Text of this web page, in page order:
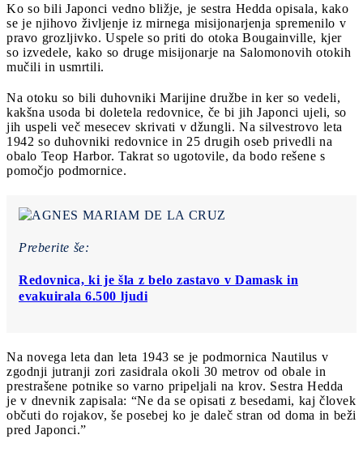
Ko so bili Japonci vedno bližje, je sestra Hedda opisala, kako
se je njihovo življenje iz mirnega misijonarjenja spremenilo v
pravo grozljivko. Uspele so priti do otoka Bougainville, kjer
so izvedele, kako so druge misijonarje na Salomonovih otokih
mučili in usmrtili.
Na otoku so bili duhovniki Marijine družbe in ker so vedeli,
kakšna usoda bi doletela redovnice, če bi jih Japonci ujeli, so
jih uspeli več mesecev skrivati v džungli. Na silvestrovo leta
1942 so duhovniki redovnice in 25 drugih oseb privedli na
obalo Teop Harbor. Takrat so ugotovile, da bodo rešene s
pomočjo podmornice.
Preberite še:
Redovnica, ki je šla z belo zastavo v Damask in
evakuirala 6.500 ljudi
Na novega leta dan leta 1943 se je podmornica Nautilus v
zgodnji jutranji zori zasidrala okoli 30 metrov od obale in
prestrašene potnike so varno pripeljali na krov. Sestra Hedda
je v dnevnik zapisala: “Ne da se opisati z besedami, kaj človek
občuti do rojakov, še posebej ko je daleč stran od doma in beži
pred Japonci.”